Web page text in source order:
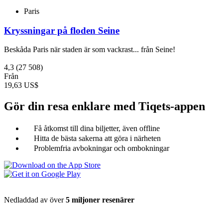
Paris
Kryssningar på floden Seine
Beskåda Paris när staden är som vackrast... från Seine!
4,3 (27 508)
Från
19,63 US$
Gör din resa enklare med Tiqets-appen
Få åtkomst till dina biljetter, även offline
Hitta de bästa sakerna att göra i närheten
Problemfria avbokningar och ombokningar
Nedladdad av över5 miljoner resenärer